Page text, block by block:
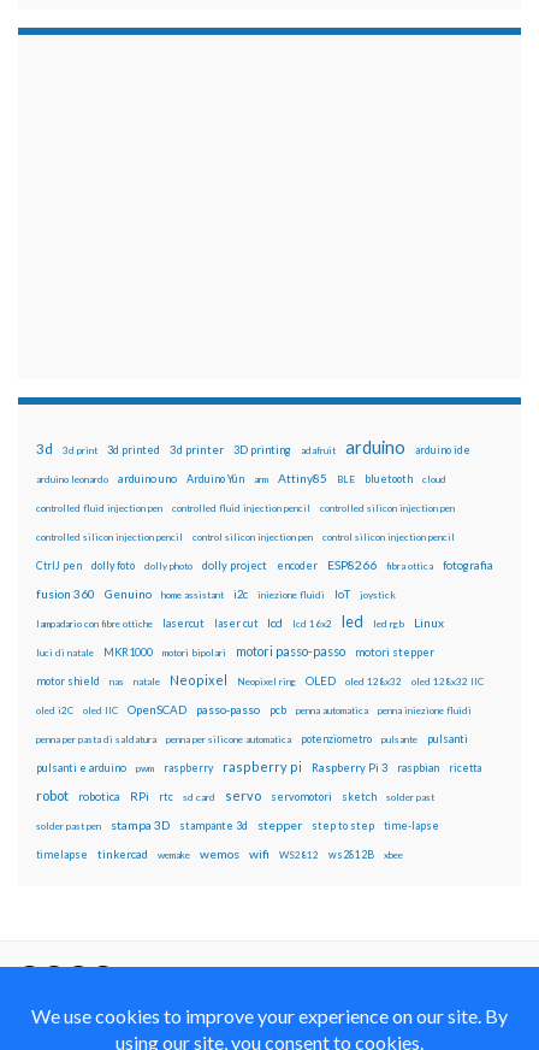
3d 3d print 3d printed 3d printer 3D printing adafruit arduino arduino ide
arduino leonardo arduino uno Arduino Yún arm Attiny85 BLE bluetooth cloud
controlled fluid injection pen controlled fluid injection pencil controlled silicon injection pen
controlled silicon injection pencil control silicon injection pen control silicon injection pencil
CtrlJ pen dolly foto dolly photo dolly project encoder ESP8266 fibra ottica fotografia
fusion 360 Genuino home assistant i2c iniezione fluidi IoT joystick
lampadario con fibre ottiche lasercut laser cut lcd lcd 16x2 led led rgb Linux
luci di natale MKR1000 motori bipolari motori passo-passo motori stepper
motor shield nas natale Neopixel Neopixel ring OLED oled 128x32 oled 128x32 IIC
oled i2C oled IIC OpenSCAD passo-passo pcb penna automatica penna iniezione fluidi
penna per pasta di saldatura penna per silicone automatica potenziometro pulsante pulsanti
pulsanti e arduino pwm raspberry raspberry pi Raspberry Pi 3 raspbian ricetta
robot robotica RPi rtc sd card servo servomotori sketch solder past
solder past pen stampa 3D stampante 3d stepper step to step time-lapse
timelapse tinkercad wemake wemos wifi WS2812 ws2812B xbee
Alike 4.0 International